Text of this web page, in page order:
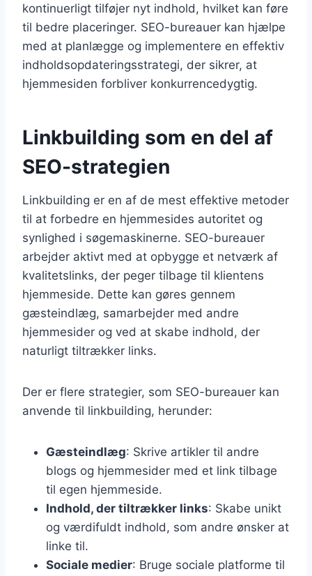
kontinuerligt tilføjer nyt indhold, hvilket kan føre
til bedre placeringer. SEO-bureauer kan hjælpe
med at planlægge og implementere en effektiv
indholdsopdateringsstrategi, der sikrer, at
hjemmesiden forbliver konkurrencedygtig.
Linkbuilding som en del af
SEO-strategien
Linkbuilding er en af de mest effektive metoder
til at forbedre en hjemmesides autoritet og
synlighed i søgemaskinerne. SEO-bureauer
arbejder aktivt med at opbygge et netværk af
kvalitetslinks, der peger tilbage til klientens
hjemmeside. Dette kan gøres gennem
gæsteindlæg, samarbejder med andre
hjemmesider og ved at skabe indhold, der
naturligt tiltrækker links.
Der er flere strategier, som SEO-bureauer kan
anvende til linkbuilding, herunder:
Gæsteindlæg: Skrive artikler til andre
blogs og hjemmesider med et link tilbage
til egen hjemmeside.
Indhold, der tiltrækker links: Skabe unikt
og værdifuldt indhold, som andre ønsker at
linke til.
Sociale medier: Bruge sociale platforme til